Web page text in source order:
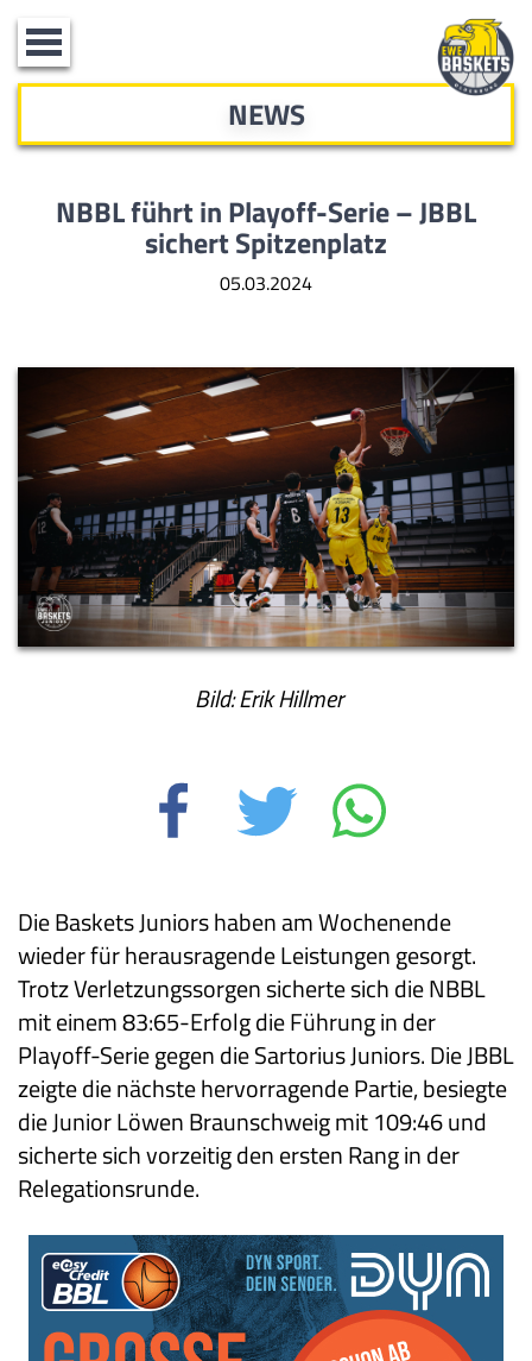
Toggle
navigation
NEWS
NBBL führt in Playoff-Serie – JBBL
sichert Spitzenplatz
05.03.2024
Bild: Erik Hillmer
Die Baskets Juniors haben am Wochenende
wieder für herausragende Leistungen gesorgt.
Trotz Verletzungssorgen sicherte sich die NBBL
mit einem 83:65-Erfolg die Führung in der
Playoff-Serie gegen die Sartorius Juniors. Die JBBL
zeigte die nächste hervorragende Partie, besiegte
die Junior Löwen Braunschweig mit 109:46 und
sicherte sich vorzeitig den ersten Rang in der
Relegationsrunde.